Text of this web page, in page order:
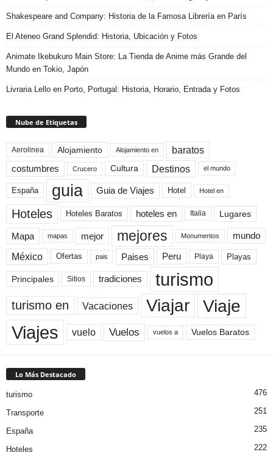
Shakespeare and Company: Historia de la Famosa Librería en París
El Ateneo Grand Splendid: Historia, Ubicación y Fotos
Animate Ikebukuro Main Store: La Tienda de Anime más Grande del
Mundo en Tokio, Japón
Livraria Lello en Porto, Portugal: Historia, Horario, Entrada y Fotos
Nube de Etiquetas
Aerolinea Alojamiento Alojamiento en baratos
costumbres Crucero Cultura Destinos el mundo
España guia Guia de Viajes Hotel Hotel en
Hoteles Hoteles Baratos hoteles en Italia Lugares
Mapa mapas mejor mejores Monumentos mundo
México Ofertas pais Paises Peru Playa Playas
Principales Sitios tradiciones turismo
turismo en Vacaciones Viajar Viaje
Viajes vuelo Vuelos vuelos a Vuelos Baratos
Lo Más Destacado
turismo 476
Transporte 251
España 235
Hoteles 222